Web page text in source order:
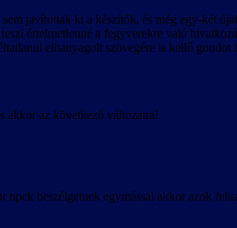
javítottak ki a készítők, és még egy-két
értelmetlenné a fegyverekre való
elhanyagolt szövegére is kellő gondot
akkor az következő változatra!
beszélgetnek egymással akkor azok